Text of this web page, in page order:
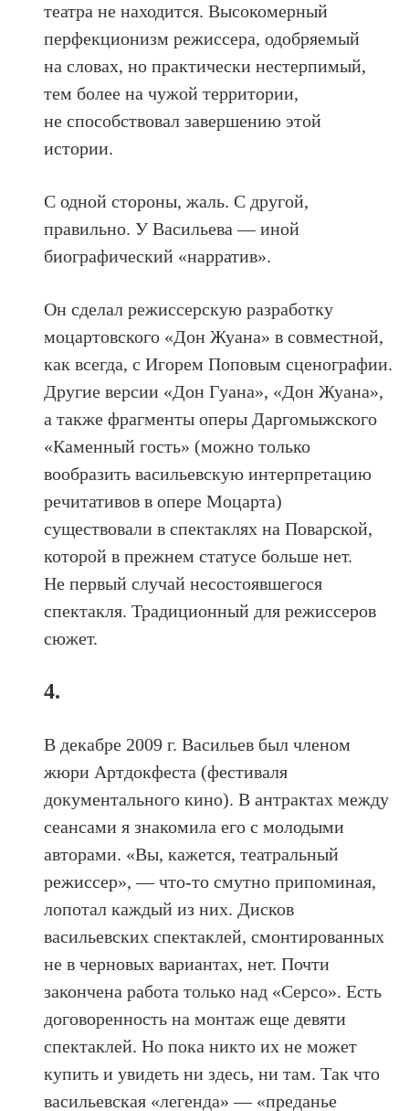
театра не находится. Высокомерный
перфекционизм режиссера, одобряемый
на словах, но практически нестерпимый,
тем более на чужой территории,
не способствовал завершению этой
истории.
С одной стороны, жаль. С другой,
правильно. У Васильева — иной
биографический «нарратив».
Он сделал режиссерскую разработку
моцартовского «Дон Жуана» в совместной,
как всегда, с Игорем Поповым сценографии.
Другие версии «Дон Гуана», «Дон Жуана»,
а также фрагменты оперы Даргомыжского
«Каменный гость» (можно только
вообразить васильевскую интерпретацию
речитативов в опере Моцарта)
существовали в спектаклях на Поварской,
которой в прежнем статусе больше нет.
Не первый случай несостоявшегося
спектакля. Традиционный для режиссеров
сюжет.
4.
В декабре 2009 г. Васильев был членом
жюри Артдокфеста (фестиваля
документального кино). В антрактах между
сеансами я знакомила его с молодыми
авторами. «Вы, кажется, театральный
режиссер», — что-то смутно припоминая,
лопотал каждый из них. Дисков
васильевских спектаклей, смонтированных
не в черновых вариантах, нет. Почти
закончена работа только над «Серсо». Есть
договоренность на монтаж еще девяти
спектаклей. Но пока никто их не может
купить и увидеть ни здесь, ни там. Так что
васильевская «легенда» — «преданье